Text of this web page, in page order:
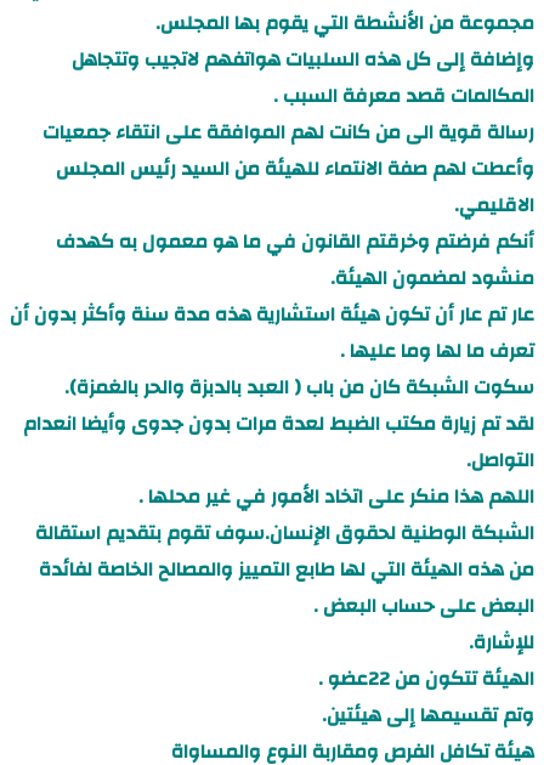
مجموعة من الأنشطة التي يقوم بها المجلس.
وإضافة إلى كل هذه السلبيات هواتفهم لاتجيب وتتجاهل
المكالمات قصد معرفة السبب .
رسالة قوية الى من كانت لهم الموافقة على انتقاء جمعيات
وأعطت لهم صفة الانتماء للهيئة من السيد رئيس المجلس
الاقليمي.
أنكم فرضتم وخرقتم القانون في ما هو معمول به كهدف
منشود لمضمون الهيئة.
عار تم عار أن تكون هيئة استشارية هذه مدة سنة وأكثر بدون أن
تعرف ما لها وما عليها .
سكوت الشبكة كان من باب ( العبد بالدبزة والحر بالغمزة).
لقد تم زيارة مكتب الضبط لعدة مرات بدون جدوى وأيضا انعدام
التواصل.
اللهم هذا منكر على اتخاد الأمور في غير محلها .
الشبكة الوطنية لحقوق الإنسان.سوف تقوم بتقديم استقالة
من هذه الهيئة التي لها طابع التمييز والمصالح الخاصة لفائدة
البعض على حساب البعض .
للإشارة.
الهيئة تتكون من 22عضو .
وتم تقسيمها إلى هيئتين.
هيئة تكافل الفرص ومقاربة النوع والمساواة